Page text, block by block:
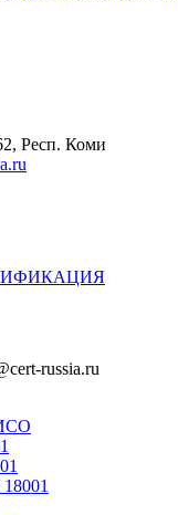
Респ. Коми
russia.ru